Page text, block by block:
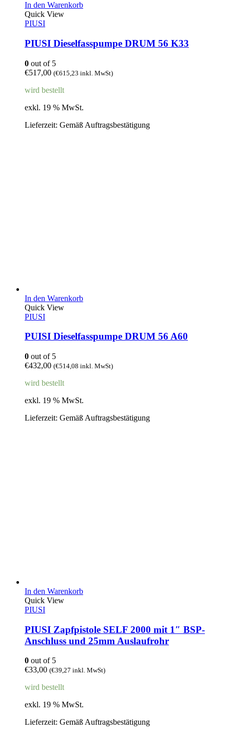
In den Warenkorb
Quick View
PIUSI
PIUSI Dieselfasspumpe DRUM 56 K33
0 out of 5
€517,00 (€615,23 inkl. MwSt)
wird bestellt
exkl. 19 % MwSt.
Lieferzeit: Gemäß Auftragsbestätigung
In den Warenkorb
Quick View
PIUSI
PUISI Dieselfasspumpe DRUM 56 A60
0 out of 5
€432,00 (€514,08 inkl. MwSt)
wird bestellt
exkl. 19 % MwSt.
Lieferzeit: Gemäß Auftragsbestätigung
In den Warenkorb
Quick View
PIUSI
PIUSI Zapfpistole SELF 2000 mit 1″ BSP-
Anschluss und 25mm Auslaufrohr
0 out of 5
€33,00 (€39,27 inkl. MwSt)
wird bestellt
exkl. 19 % MwSt.
Lieferzeit: Gemäß Auftragsbestätigung